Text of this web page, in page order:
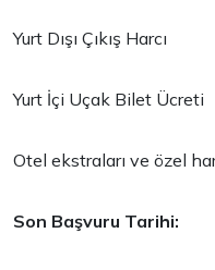
Yurt Dışı Çıkış Harcı
Yurt İçi Uçak Bilet Ücreti
Otel ekstraları ve özel
Son Başvuru Tarihi: